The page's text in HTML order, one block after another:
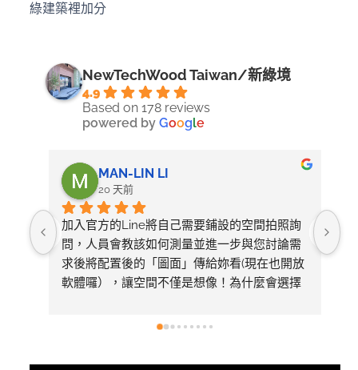
綠建築裡加分
NewTechWood Taiwan/新綠境
4.9
Based on 178 reviews
powered byGoogle
MAN-LIN LI
20 天前
加入官方的Line將自己需要鋪設的空間拍照詢
問，人員會教該如何測量並進一步與您討論需
求後將配置後的「圖面」傳給妳看(現在也開放
軟體囉），讓空間不僅是想像！為什麼會選擇
採訪總公司，內容有詳細介紹產品差異